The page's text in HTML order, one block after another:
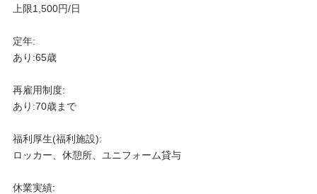
上限1,500円/日
定年:
あり:65歳
再雇用制度:
あり:70歳まで
福利厚生(福利施設):
ロッカー、休憩所、ユニフォーム貸与
休業実績: